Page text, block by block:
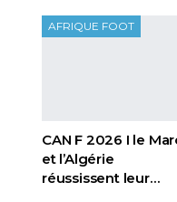
AFRIQUE FOOT
CAN F 2026 I le
et l’Algérie
réussissent leur…